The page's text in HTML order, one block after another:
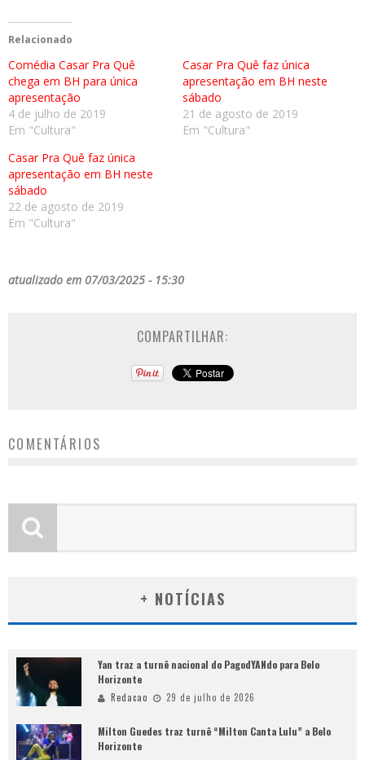
Relacionado
Comédia Casar Pra Quê
chega em BH para única
apresentação
4 de julho de 2019
Em "Cultura"
Casar Pra Quê faz única
apresentação em BH neste
sábado
21 de agosto de 2019
Em "Cultura"
Casar Pra Quê faz única
apresentação em BH neste
sábado
22 de agosto de 2019
Em "Cultura"
atualizado em 07/03/2025 - 15:30
COMPARTILHAR:
COMENTÁRIOS
+ NOTÍCIAS
Yan traz a turnê nacional do PagodYANdo para Belo
Horizonte
Redacao 29 de julho de 2026
Milton Guedes traz turnê “Milton Canta Lulu” a Belo
Horizonte